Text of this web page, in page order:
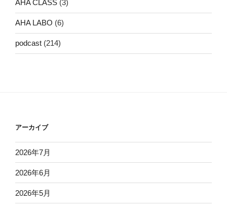
AHA CLASS (3)
AHA LABO (6)
podcast (214)
アーカイブ
2026年7月
2026年6月
2026年5月